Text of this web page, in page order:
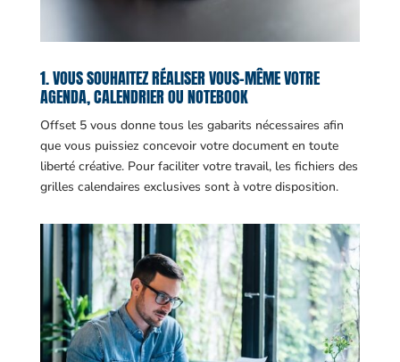
1. VOUS SOUHAITEZ RÉALISER VOUS-MÊME VOTRE
AGENDA, CALENDRIER OU NOTEBOOK
Offset 5 vous donne tous les gabarits nécessaires afin
que vous puissiez concevoir votre document en toute
liberté créative. Pour faciliter votre travail, les fichiers des
grilles calendaires exclusives sont à votre disposition.